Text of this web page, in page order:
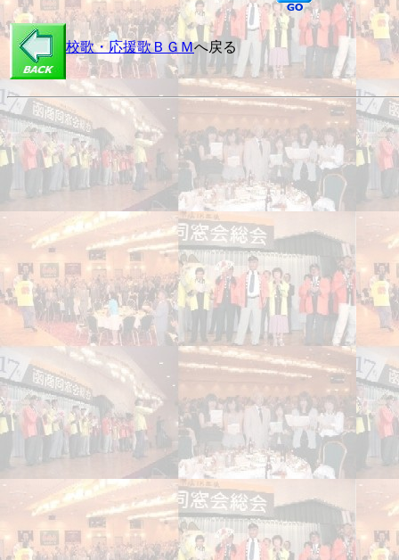
校歌・応援歌ＢＧＭへ戻る